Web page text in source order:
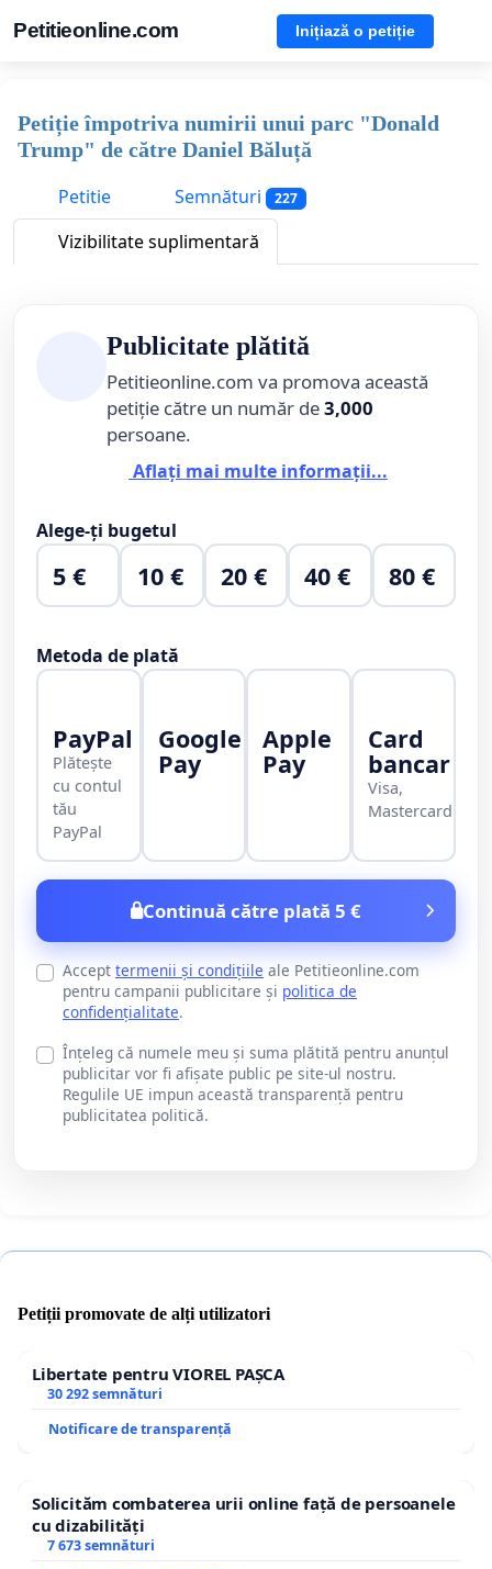
Petitieonline.com Inițiază o petiție
Petiție împotriva numirii unui parc "Donald
Trump" de către Daniel Băluță
Petitie
Semnături 227
Vizibilitate suplimentară
Publicitate plătită
Petitieonline.com va promova această
petiție către un număr de3,000
persoane.
Aflați mai multe informații...
Alege-ți bugetul
5 € 10 € 20 € 40 € 80 €
Metoda de plată
PayPal
Plătește
cu contul
tău
PayPal
Google
Pay
Apple
Pay
Card
bancar
Visa,
Mastercard
Continuă către plată 5 €
Accept termenii și condițiile ale Petitieonline.com
pentru campanii publicitare și politica de
confidențialitate.
Înțeleg că numele meu și suma plătită pentru anunțul
publicitar vor fi afișate public pe site-ul nostru.
Regulile UE impun această transparență pentru
publicitatea politică.
Petiții promovate de alți utilizatori
Libertate pentru VIOREL PAȘCA
30 292 semnături
Notificare de transparență
Solicităm combaterea urii online față de persoanele
cu dizabilități
7 673 semnături